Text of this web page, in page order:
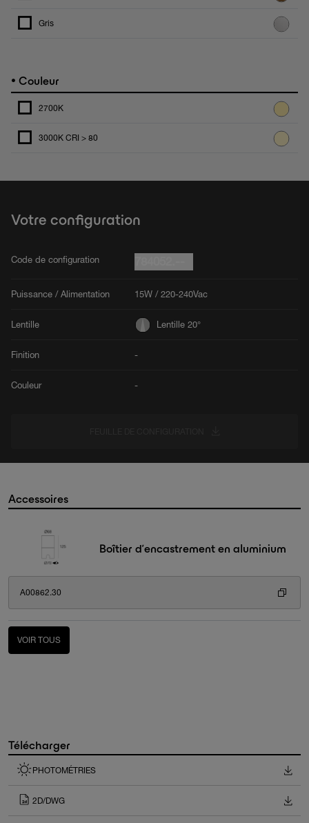
Gris
• Couleur
2700K
3000K CRI > 80
Votre configuration
Code de configuration
Puissance / Alimentation 15W / 220-240Vac
Lentille Lentille 20°
Finition -
Couleur -
Accessoires
Boîtier d’encastrement en aluminium
A00862.30
VOIR TOUS
Télécharger
PHOTOMÉTRIES
2D/DWG